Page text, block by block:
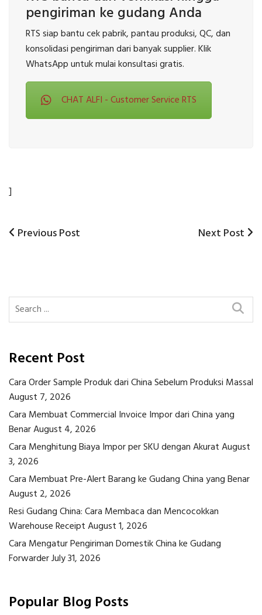
pengiriman ke gudang Anda
RTS siap bantu cek pabrik, pantau produksi, QC, dan
konsolidasi pengiriman dari banyak supplier. Klik
WhatsApp untuk mulai konsultasi gratis.
CHAT ALFI - Customer Service RTS
]
Post
Previous
Previous Post
Next
Next Post
Recent Post
Cara Order Sample Produk dari China Sebelum Produksi Massal
August 7, 2026
Cara Membuat Commercial Invoice Impor dari China yang
BenarAugust 4, 2026
Cara Menghitung Biaya Impor per SKU dengan AkuratAugust
3, 2026
Cara Membuat Pre-Alert Barang ke Gudang China yang Benar
August 2, 2026
Resi Gudang China: Cara Membaca dan Mencocokkan
Warehouse ReceiptAugust 1, 2026
Cara Mengatur Pengiriman Domestik China ke Gudang
ForwarderJuly 31, 2026
Popular Blog Posts